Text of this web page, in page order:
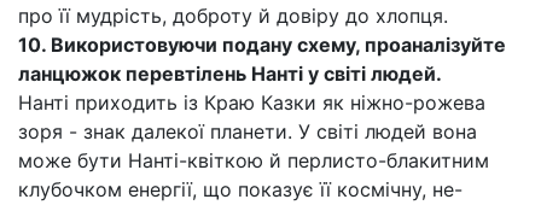
про її мудрість, доброту й довіру до хлопця.
10. Використовуючи подану схему, проаналізуйте
ланцюжок перевтілень Нанті у світі людей.
Нанті приходить із Краю Казки як ніжно-рожева
зоря - знак далекої планети. У світі людей вона
може бути Нанті-квіткою й перлисто-блакитним
клубочком енергії, що показує її космічну, не-